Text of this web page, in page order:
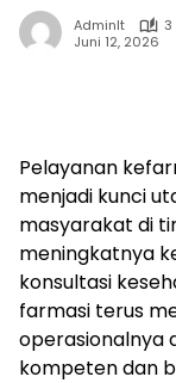
Adminlt
3
Juni 12, 2026
Pelayanan
menjadi kunci
masyarakat di
meningkatnya
konsultasi
farmasi terus
operasionalnya
kompeten dan